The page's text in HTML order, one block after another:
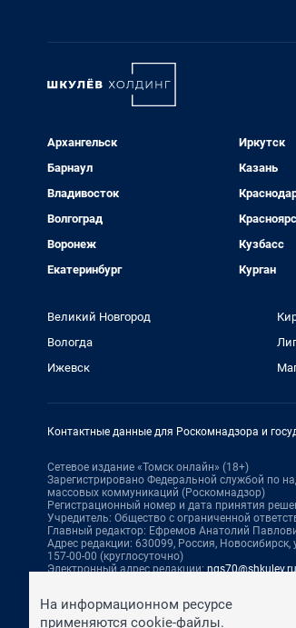
Архангельск
Барнаул
Владивосток
Волгоград
Воронеж
Екатеринбург
Иркутск
Казань
Кузбасс
Курган
Великий Новгород
Вологда
Ижевск
Контактные данные для Роскомнадзора и
Сетевое издание «Томск онлайн» (18+)
Зарегистрировано Федеральной службой по
массовых коммуникаций (Роскомнадзор)
Регистрационный номер и дата принятия
Учредитель: Общество с ограниченной
Главный редактор: Ефремов Анатолий
Адрес редакции: 630099, Россия,
157-00-00 (круглосуточно)
Электронный адрес редакции: ngs70@shkulev.ru
Контактные данные для Роскомнадзора и
По вопросам коммерческого сотрудничества:
На информационном ресурсе
применяются cookie-файлы.